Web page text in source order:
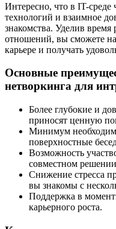
Интересно, что в IT-среде
технологий и взаимное
знакомства. Уделив
отношений, вы сможете
карьере и получать
Основные
нетворкинга для
Более глубокие и
приносят ценную
Минимум
поверхностные
Возможность
совместном решении
Снижение стресса
вы знакомы с
Поддержка в
карьерного роста.